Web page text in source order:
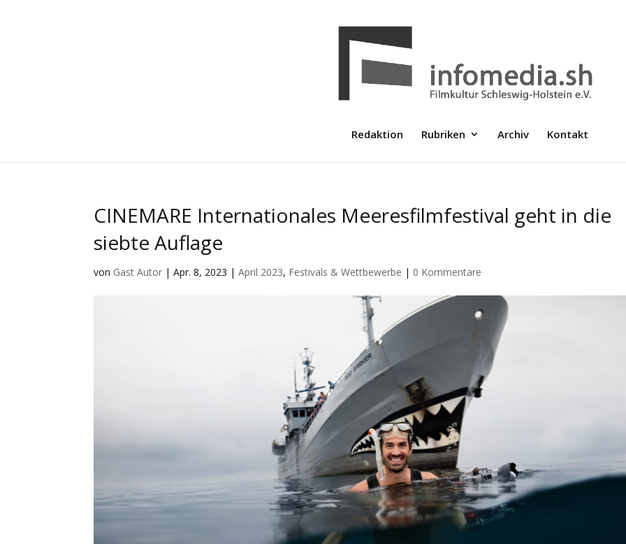
Redaktion Rubriken Archiv Kontakt
CINEMARE Internationales Meeresfilmfestival geht in die
siebte Auflage
von Gast Autor |Apr. 8, 2023 |April 2023, Festivals & Wettbewerbe | 0 Kommentare